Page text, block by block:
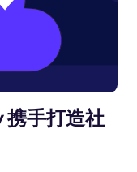
携手打造社